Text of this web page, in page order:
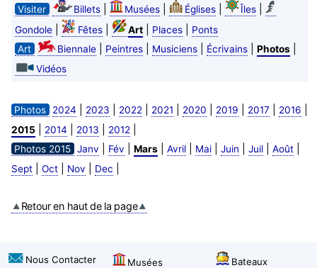
Visiter
Billets| Musées| Églises| Îles|
Gondole| Fêtes| Art| Places|
Ponts
Art
Biennale| Peintres| Musiciens| Écrivains| Photos|
Vidéos
Photos 2024 2023 2022 2021 2020 2019 2017 2016
2015 2014 2013 2012
Photos 2015 Janv Fév Mars| Avril| Mai| Juin Juil| Août|
Sept| Oct| Nov Dec
Retour en haut de la page
Nous Contacter Musées Bateaux